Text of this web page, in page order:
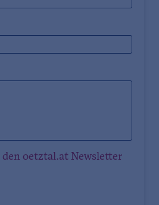
den oetztal.at Newsletter